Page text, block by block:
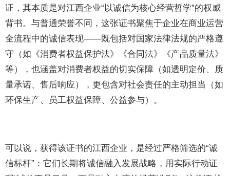
证，其本质是对江西企业“以诚信为核心经营哲学”的权威
背书。与普通荣誉不同，这张证书聚焦于企业在商业运营
全流程中的诚信表现——既包括对国家法律法规的严格遵
守（如《消费者权益保护法》《合同法》《产品质量法》
等），也涵盖对消费者权益的切实保障（如透明定价、质
量承诺、售后响应），更包含对社会责任的主动担当（如
环保生产、员工权益保障、公益参与）。
可以说，获得该证书的江西企业，是经过严格筛选的“诚
信标杆”：它们长期将诚信融入发展战略，用实际行动证